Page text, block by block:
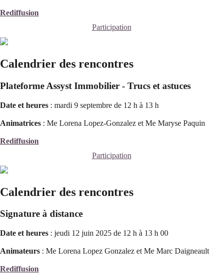
Rediffusion
Participation
Calendrier des rencontres
Plateforme Assyst Immobilier - Trucs et astuces
Date et heures : mardi 9 septembre de 12 h à 13 h
Animatrices : Me Lorena Lopez-Gonzalez et Me Maryse Paquin
Rediffusion
Participation
Calendrier des rencontres
Signature à distance
Date et heures : jeudi 12 juin 2025 de 12 h à 13 h 00
Animateurs : Me Lorena Lopez Gonzalez et Me Marc Daigneault
Rediffusion